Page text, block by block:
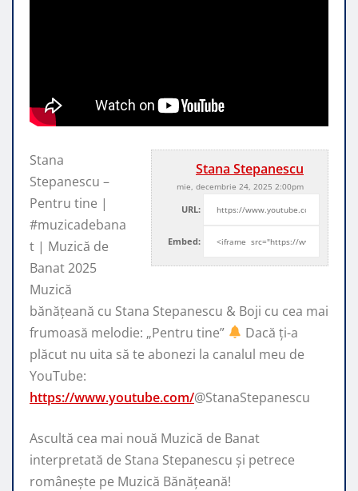
Stana Stepanescu
mie, decembrie 24, 2025 2:00pm
URL:
Embed:
Stana
Stepanescu –
Pentru tine |
#muzicadebana
t | Muzică de
Banat 2025
Muzică
bănățeană cu Stana Stepanescu & Boji cu cea mai
frumoasă melodie: „Pentru tine”
Dacă ți-a
plăcut nu uita să te abonezi la canalul meu de
YouTube:
https://www.youtube.com/@StanaStepanescu
Ascultă cea mai nouă Muzică de Banat
interpretată de Stana Stepanescu și petrece
românește pe Muzică Bănățeană!